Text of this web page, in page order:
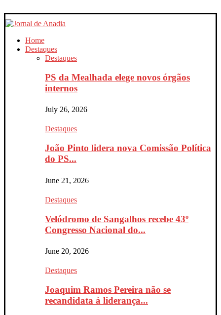
Home
Destaques
Destaques
PS da Mealhada elege novos órgãos
internos
July 26, 2026
Destaques
João Pinto lidera nova Comissão Política
do PS...
June 21, 2026
Destaques
Velódromo de Sangalhos recebe 43º
Congresso Nacional do...
June 20, 2026
Destaques
Joaquim Ramos Pereira não se
recandidata à liderança...